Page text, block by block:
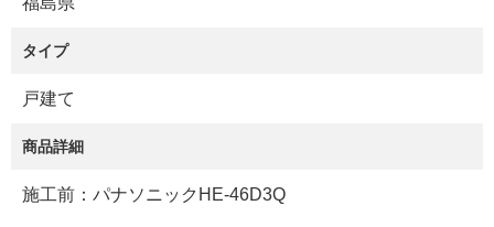
タイプ
戸建て
商品詳細
施工前：パナソニックHE-46D3Q